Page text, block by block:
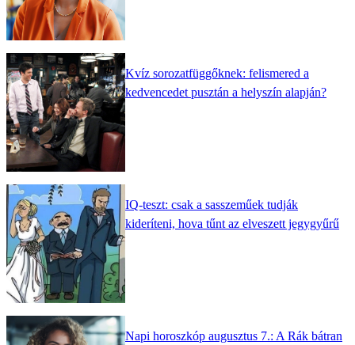
Kvíz sorozatfüggőknek: felismered a
kedvencedet pusztán a helyszín alapján?
IQ-teszt: csak a sasszeműek tudják
kideríteni, hova tűnt az elveszett jegygyűrű
Napi horoszkóp augusztus 7.: A Rák bátran